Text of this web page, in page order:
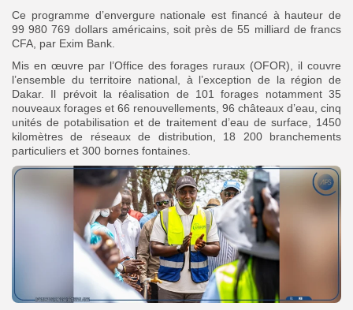
Ce programme d’envergure nationale est financé à hauteur de
99 980 769 dollars américains, soit près de 55 milliard de francs
CFA, par Exim Bank.
Mis en œuvre par l’Office des forages ruraux (OFOR), il couvre
l’ensemble du territoire national, à l’exception de la région de
Dakar. Il prévoit la réalisation de 101 forages notamment 35
nouveaux forages et 66 renouvellements, 96 châteaux d’eau, cinq
unités de potabilisation et de traitement d’eau de surface, 1450
kilomètres de réseaux de distribution, 18 200 branchements
particuliers et 300 bornes fontaines.